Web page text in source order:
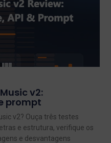
v2:
prompt
v2? Ouça três testes
e estrutura, verifique os
e desvantagens